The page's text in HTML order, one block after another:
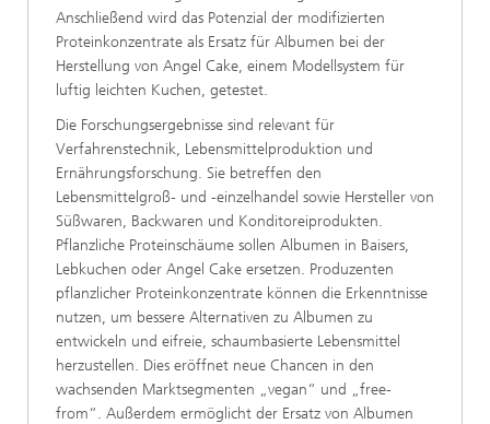
Anschließend wird das Potenzial der modifizierten
Proteinkonzentrate als Ersatz für Albumen bei der
Herstellung von Angel Cake, einem Modellsystem für
luftig leichten Kuchen, getestet.
Die Forschungsergebnisse sind relevant für
Verfahrenstechnik, Lebensmittelproduktion und
Ernährungsforschung. Sie betreffen den
Lebensmittelgroß- und -einzelhandel sowie Hersteller von
Süßwaren, Backwaren und Konditoreiprodukten.
Pflanzliche Proteinschäume sollen Albumen in Baisers,
Lebkuchen oder Angel Cake ersetzen. Produzenten
pflanzlicher Proteinkonzentrate können die Erkenntnisse
nutzen, um bessere Alternativen zu Albumen zu
entwickeln und eifreie, schaumbasierte Lebensmittel
herzustellen. Dies eröffnet neue Chancen in den
wachsenden Marktsegmenten „vegan“ und „free-
from“. Außerdem ermöglicht der Ersatz von Albumen